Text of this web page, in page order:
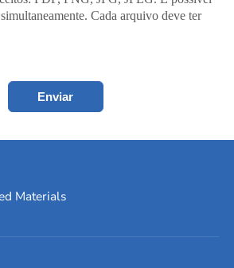
Cada arquivo deve ter
Enviar